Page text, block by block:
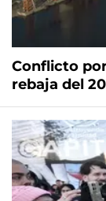
Conflicto
rebaja del